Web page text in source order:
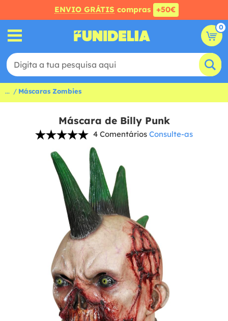
ENVIO GRÁTIS compras +50€
0
... Máscaras Zombies
Máscara de Billy Punk
4 Comentários Consulte-as